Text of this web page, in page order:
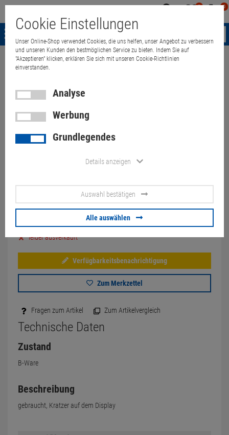
0 0
Menü
Weiter einkaufen
23,8" LG 24BK550Y FHD 2x
Kratzer
21,90 €
9,00€
Lagernd:0
leider ausverkauft
Verfügbarkeitsbenachrichtigung
Zum Merkzettel
Fragen zum Artikel Zum Artikelvergleich
Technische Daten
Zustand
B-Ware
Beschreibung
gebraucht, Kratzer auf dem Display
Cookie Einstellungen
Unser Online-Shop verwendet Cookies, die uns helfen, unser Angebot zu verbessern
und unseren Kunden den bestmöglichen Service zu bieten. Indem Sie auf
"Akzeptieren" klicken, erklären Sie sich mit unseren Cookie-Richtlinien
einverstanden.
Analyse
Werbung
Grundlegendes
Details anzeigen
Auswahl bestätigen
Alle auswählen